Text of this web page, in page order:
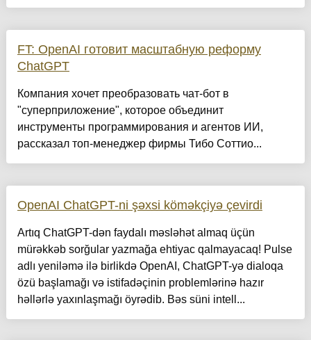
FT: OpenAI готовит масштабную реформу
ChatGPT
Компания хочет преобразовать чат-бот в
"суперприложение", которое объединит
инструменты программирования и агентов ИИ,
рассказал топ-менеджер фирмы Тибо Соттио...
OpenAI ChatGPT-ni şəxsi köməkçiyə çevirdi
Artıq ChatGPT-dən faydalı məsləhət almaq üçün
mürəkkəb sorğular yazmağa ehtiyac qalmayacaq! Pulse
adlı yeniləmə ilə birlikdə OpenAI, ChatGPT-yə dialoqa
özü başlamağı və istifadəçinin problemlərinə hazır
həllərlə yaxınlaşmağı öyrədib. Bəs süni intell...